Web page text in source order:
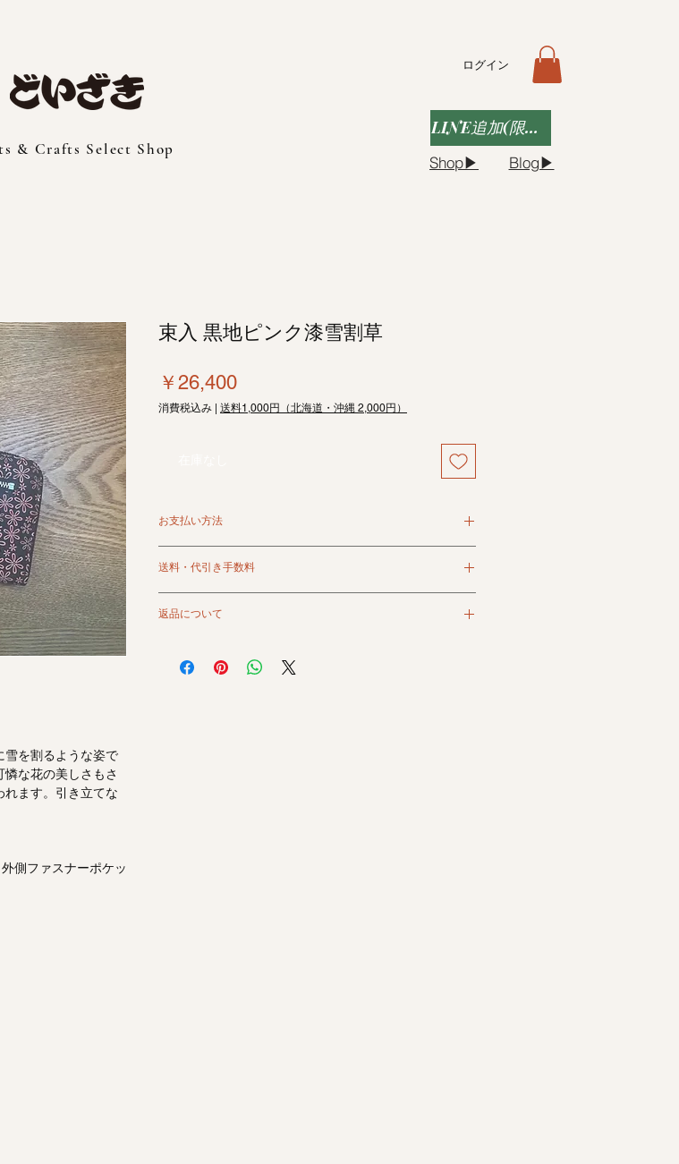
& Crafts Select Shop
ログイン
Shop▶︎ Blog▶︎
LINE追加(限定クーポンなど)
雪を割るような姿で
な花の美しさもさ
れます。引き立てな
側ファスナーポケッ
束入 黒地ピンク漆雪割草
￥26,400価
格
消費税込み | 送料1,000円（北海道・沖縄 2,000円）
お支払い方法
ます。
代金引換は別途手数料がかかります。
詳しくはお買い物ガイドをご覧ください。
送料・代引き手数料
1,000円（北海道・沖縄は2,000円）
返品について
商品画像は極力現物に近くなるようにしておりますが、